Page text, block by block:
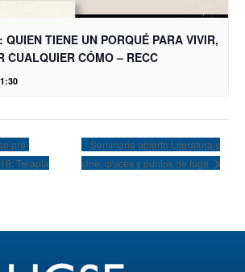
QUIEN TIENE UN PORQUÉ PARA VIVIR,
CUALQUIER CÓMO – RECC
pre-
Terapia
Seminario abierto Literatura y
cine: cruces y puntos de fuga